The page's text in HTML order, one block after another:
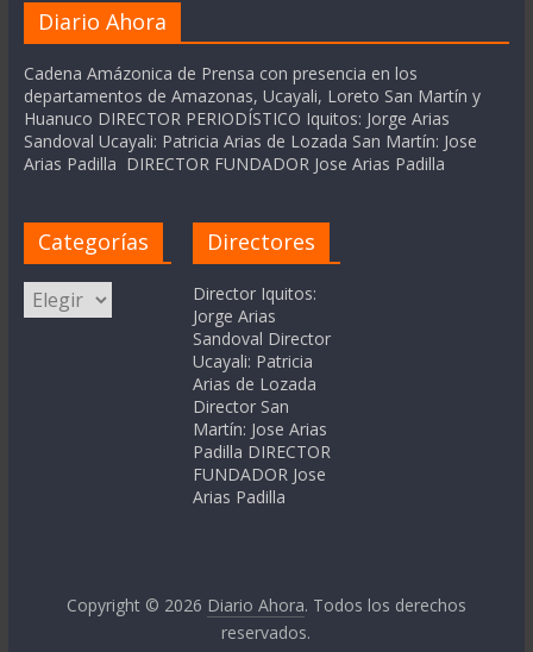
Diario Ahora
Cadena Amázonica de Prensa con presencia en los
departamentos de Amazonas, Ucayali, Loreto San Martín y
Huanuco DIRECTOR PERIODÍSTICO Iquitos: Jorge Arias
Sandoval Ucayali: Patricia Arias de Lozada San Martín: Jose
Arias Padilla DIRECTOR FUNDADOR Jose Arias Padilla
Categorías
Categorías
Directores
Director Iquitos:
Jorge Arias
Sandoval Director
Ucayali: Patricia
Arias de Lozada
Director San
Martín: Jose Arias
Padilla DIRECTOR
FUNDADOR Jose
Arias Padilla
Copyright © 2026 Diario Ahora. Todos los derechos
reservados.